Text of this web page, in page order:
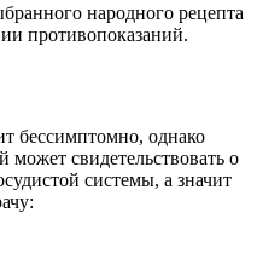
народного рецепта
противопоказаний.
бессимптомно, однако
свидетельствовать о
системы, а значит